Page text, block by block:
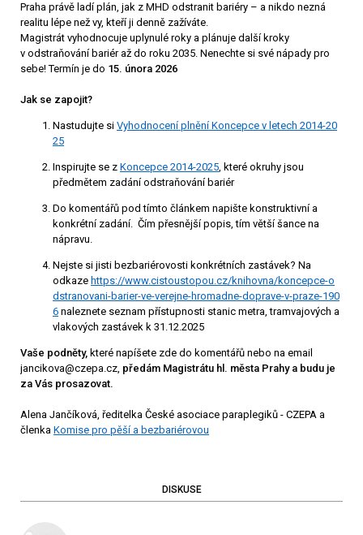
Praha právě ladí plán, jak z MHD odstranit bariéry – a nikdo nezná
realitu lépe než vy, kteří ji denně zažíváte.
Magistrát vyhodnocuje uplynulé roky a plánuje další kroky
v odstraňování bariér až do roku 2035. Nenechte si své nápady pro
sebe! Termín je do 15. února 2026
Jak se zapojit?
Nastudujte si Vyhodnocení plnění Koncepce v letech 2014-20
25
Inspirujte se z Koncepce 2014-2025 , které okruhy jsou
předmětem zadání odstraňování bariér
Do komentářů pod tímto článkem napište konstruktivní a
konkrétní zadání. Čím přesnější popis, tím větší šance na
nápravu.
Nejste si jisti bezbariérovosti konkrétních zastávek? Na
odkaze https://www.cistoustopou.cz/knihovna/koncepce-o
dstranovani-barier-ve-verejne-hromadne-doprave-v-praze-190
6 naleznete seznam přístupnosti stanic metra, tramvajových a
vlakových zastávek k 31.12.2025
Vaše podněty, které napíšete zde do komentářů nebo na email
jancikova@czepa.cz, předám Magistrátu hl. města Prahy a budu je
za Vás prosazovat.
Alena Jančíková, ředitelka České asociace paraplegiků - CZEPA a
členka Komise pro pěší a bezbariérovou
DISKUSE